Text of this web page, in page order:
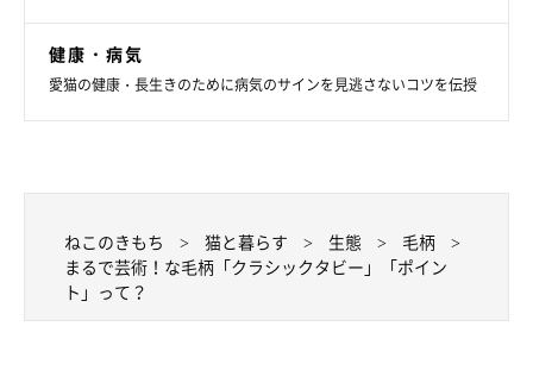
ねこのきもち投稿写真ギャラリー
健康・病気
愛猫の健康・長生きのために病気のサインを見逃さないコツを伝授
ねこのきもち 猫と暮らす 生態
毛柄
まるで芸術！な毛柄「クラシックタビー」「ポイン
ト」って？